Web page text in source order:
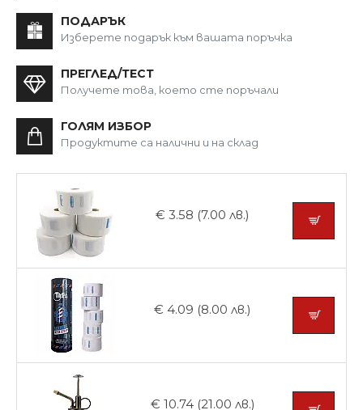
ПОДАРЪК
Изберете подарък към вашата поръчка
ПРЕГЛЕД/ТЕСТ
Получете това, което сте поръчали
ГОЛЯМ ИЗБОР
Продуктите са налични и на склад
€ 3.58 (7.00 лв.)
€ 4.09 (8.00 лв.)
€ 10.74 (21.00 лв.)